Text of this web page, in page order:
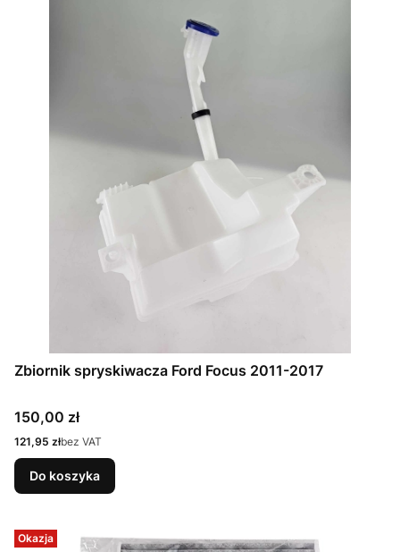
Zbiornik spryskiwacza Ford Focus 2011-2017
Cena
150,00 zł
Cena
121,95 złbez VAT
Do koszyka
Okazja